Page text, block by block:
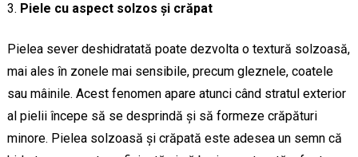
Piele cu aspect solzos și crăpat
Pielea sever deshidratată poate dezvolta o textură solzoasă,
mai ales în zonele mai sensibile, precum gleznele, coatele
sau mâinile. Acest fenomen apare atunci când stratul exterior
al pielii începe să se desprindă și să formeze crăpături
minore. Pielea solzoasă și crăpată este adesea un semn că